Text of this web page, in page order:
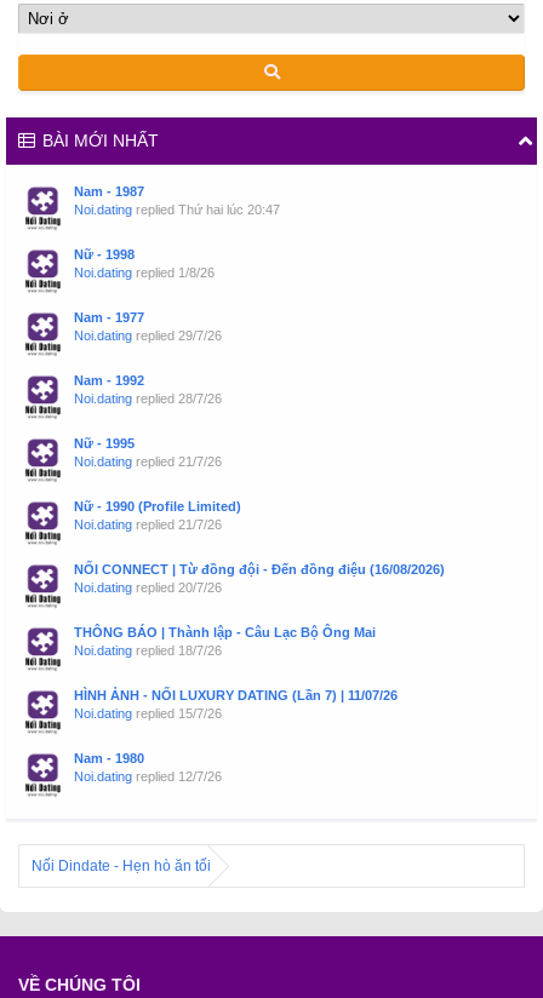
BÀI MỚI NHẤT
Nam - 1987
Noi.dating replied Thứ hai lúc 20:47
Nữ - 1998
Noi.dating replied 1/8/26
Nam - 1977
Noi.dating replied 29/7/26
Nam - 1992
Noi.dating replied 28/7/26
Nữ - 1995
Noi.dating replied 21/7/26
Nữ - 1990 (Profile Limited)
Noi.dating replied 21/7/26
NỐI CONNECT | Từ đồng đội - Đến đồng điệu (16/08/2026)
Noi.dating replied 20/7/26
THÔNG BÁO | Thành lập - Câu Lạc Bộ Ông Mai
Noi.dating replied 18/7/26
HÌNH ẢNH - NỐI LUXURY DATING (Lần 7) | 11/07/26
Noi.dating replied 15/7/26
Nam - 1980
Noi.dating replied 12/7/26
Nối Dindate - Hẹn hò ăn tối
VỀ CHÚNG TÔI